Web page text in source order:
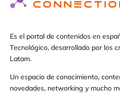
Es el portal de contenidos en
Tecnológico, desarrollado por los
Latam.
Un espacio de conocimiento,
novedades, networking y mucho